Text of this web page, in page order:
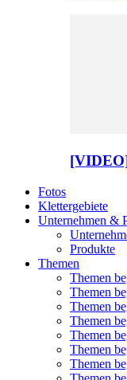
Fotos
Klettergebiete
Unternehmen &
Produkte
Themen
Themen
Themen
Themen
Themen
Themen
Themen
Themen